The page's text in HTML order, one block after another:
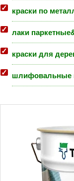
краски по
лаки
краски для
шлифовальные